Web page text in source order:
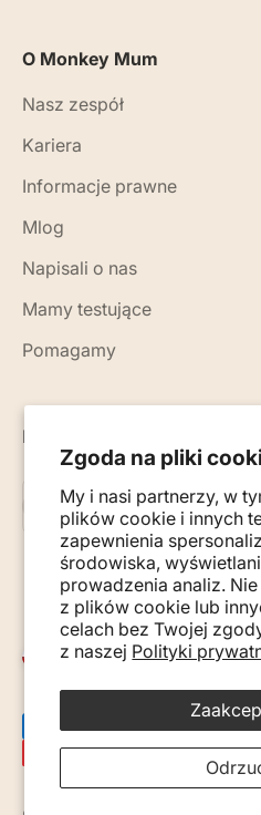
Zgoda na pliki
My i nasi partnerzy, w
plików cookie i innych
zapewnienia
środowiska,
prowadzenia analiz.
z plików cookie lub
celach bez Twojej
z naszej Polityki
O Monkey Mum
Nasz zespół
Kariera
Informacje prawne
Mlog
Napisali o nas
Mamy testujące
Pomagamy
Nowości, porady i
E-mail
Subskrybuj
Polska (PLN zł)